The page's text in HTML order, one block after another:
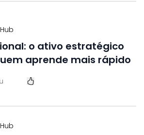
o ativo estratégico
aprende mais rápido